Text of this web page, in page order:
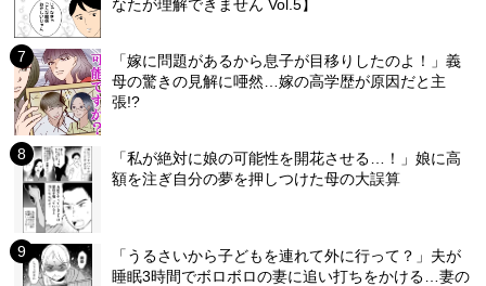
なたが理解できません Vol.5】
「嫁に問題があるから息子が目移りしたのよ！」義
母の驚きの見解に唖然…嫁の高学歴が原因だと主
張!?
「私が絶対に娘の可能性を開花させる…！」娘に高
額を注ぎ自分の夢を押しつけた母の大誤算
「うるさいから子どもを連れて外に行って？」夫が
睡眠3時間でボロボロの妻に追い打ちをかける…妻の